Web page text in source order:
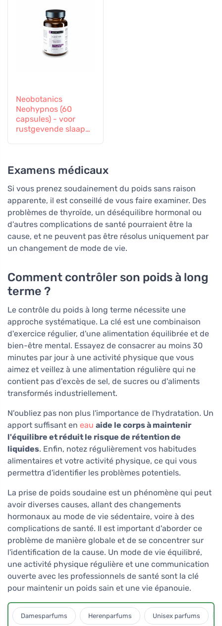
Neobotanics
Neohypnos (60
capsules) - voor
rustgevende slaap
Examens médicaux
Si vous prenez soudainement du poids sans raison
apparente, il est conseillé de vous faire examiner. Des
problèmes de thyroïde, un déséquilibre hormonal ou
d'autres complications de santé pourraient être la
cause, et ne peuvent pas être résolus uniquement par
un changement de mode de vie.
Comment contrôler son poids à long
terme ?
Le contrôle du poids à long terme nécessite une
approche systématique. La clé est une combinaison
d'exercice régulier, d'une alimentation équilibrée et de
bien-être mental. Essayez de consacrer au moins 30
minutes par jour à une activité physique que vous
aimez et veillez à une alimentation régulière qui ne
contient pas d'excès de sel, de sucres ou d'aliments
transformés industriellement.
N'oubliez pas non plus l'importance de l'hydratation. Un
apport suffisant en eau aide le corps à maintenir
l'équilibre et réduit le risque de rétention de
liquides. Enfin, notez régulièrement vos habitudes
alimentaires et votre activité physique, ce qui vous
permettra d'identifier les problèmes potentiels.
La prise de poids soudaine est un phénomène qui peut
avoir diverses causes, allant des changements
hormonaux au mode de vie sédentaire, voire à des
complications de santé. Il est important d'aborder ce
problème de manière globale et de se concentrer sur
l'identification de la cause. Un mode de vie équilibré,
une activité physique régulière et une communication
ouverte avec les professionnels de santé sont la clé
pour maintenir un poids sain et une vie épanouie.
Damesparfums Herenparfums Unisex parfums